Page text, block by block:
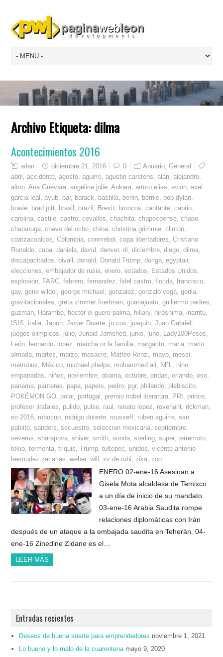
Archivo Etiqueta:dilma
Acontecimientos 2016
adan diciembre 21, 2016 0 Anuario ,General
abril
,accidente ,agosto ,aguirre ,agustin carstens ,alan ,alejandro
alton ,Ana Guevara ,angelina jolie ,Ankara ,arturo elias ,avion ,axel
garcia leal
,ayub bar, barack bastilla berlin bernie bob dylan
bowie
brad pitt brasil brazil Brexit broncos ,cantante ,caprio
carolina ,castile ,castro ,cevallos ,chachita ,chapecoense ,chapo
chatanuga ,chavo del ocho ,china ,christina grimmie ,clinton
coatzacoalcos ,Colombia ,conmebol ,copa libertadores ,Cristiano
Ronaldo ,cuba ,daniela ,david ,denver,di ,diciembre ,diego ,dilma
discapacitados ,divall ,donald Donald Trump ,doriga ,egyptair,
elecciones ,embajador de rusia ,enero ,estados Estados Unidos
explosión
FARC ,febrero ,fernandez ,fidel castro ,florida ,francisco
gay,gene wilder,george michael ,gonzalez ,gonzalo vega ,gorila
gravitacionales ,greta zimmer friedman ,guanajuato ,guillermo padres
guzman
Harambe hector el guero palma hillary, hiroshima inarritu
ISIS
italia ,Japón ,Javier Duarte jo cox joaquin ,Juan Gabriel
juegos olimpicos
julio ,Junaid Jamshed junio juno Lady100Pesos
León
leonardo lopez marcha or la familia margarito maria mario
almada martes marzo masacre Matteo Renzi mayo messi
metrobus
México michael phelps muhammed ali NFL
nino
empanadas
niños noviembre ,obama ,octubre ,ondas ,orlando ,oso
panama panteras papa papers pedro pgr, philando plebiscito
POKÉMON GO polar, portugal premio nobel literatura PRI prince
profesor jirafales
pulido pulse raul renato lopez revenant rickman
rio 2016 robocup rodrigo duterte rousseff ruben aguirre ,san
pablito ,sanders ,secuestro ,seleccion mexicana ,septiembre
severus ,sharapova ,shiver,smith ,sonda ,sterling ,super,terremoto
tokio ,tormenta ,triquis ,Trump ,tultepec unidos ,vicente antonio
bermudez zacarias ,weber,will ,xv de rubi zika zoo
ENERO 02-ene-16 Asesinan a
Gisela Mota alcaldesa de Temixco
a un día de inicio de su mandato.
03-ene-16 Arabia Saudita rompe
relaciones diplomáticas con Irán
después de un ataque a la embajada saudita en Teherán. 04-
ene-16 Zinedine Zidane es el…
LEER MÁS
Entradas recientes
Deseos de buena suerte para emprendedores noviembre 1, 2021
Lo bueno y lo malo de la cuarentena mayo 9, 2020